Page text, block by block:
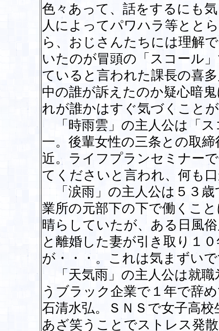
色々あって、話をするにも
人によってパワハラ等とと
ら、おじさんたちには理解
いたのが冒頭の「スコール
ていると言われた課長の喜
中の誰が訴えたのか疑心暗
れが誰かはすぐ気づくこと
「時雨雲」の主人公は「ス
一。後輩女性の三条との取
近。ライフプランセミナー
てくださいと言われ、何も
「涙雨」の主人公は５３歳
業所の元部下の下で働くこ
晴らしていたが、ある日風
と離婚した妻が引き取り１
が・・・。これは気まずい
「天気雨」の主人公は就職
うブラック企業で１年で辞
石清水弘。ＳＮＳで女子高
あざ笑うことでストレス発